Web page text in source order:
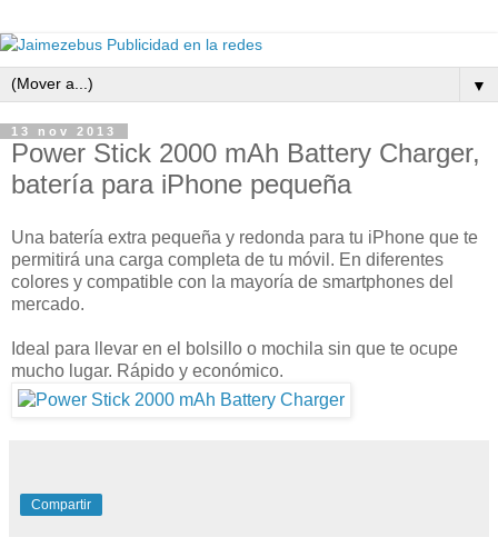
▼
13 nov 2013
Power Stick 2000 mAh Battery Charger,
batería para iPhone pequeña
Una batería extra pequeña y redonda para tu iPhone que te
permitirá una carga completa de tu móvil. En diferentes
colores y compatible con la mayoría de smartphones del
mercado.
Ideal para llevar en el bolsillo o mochila sin que te ocupe
mucho lugar. Rápido y económico.
Compartir